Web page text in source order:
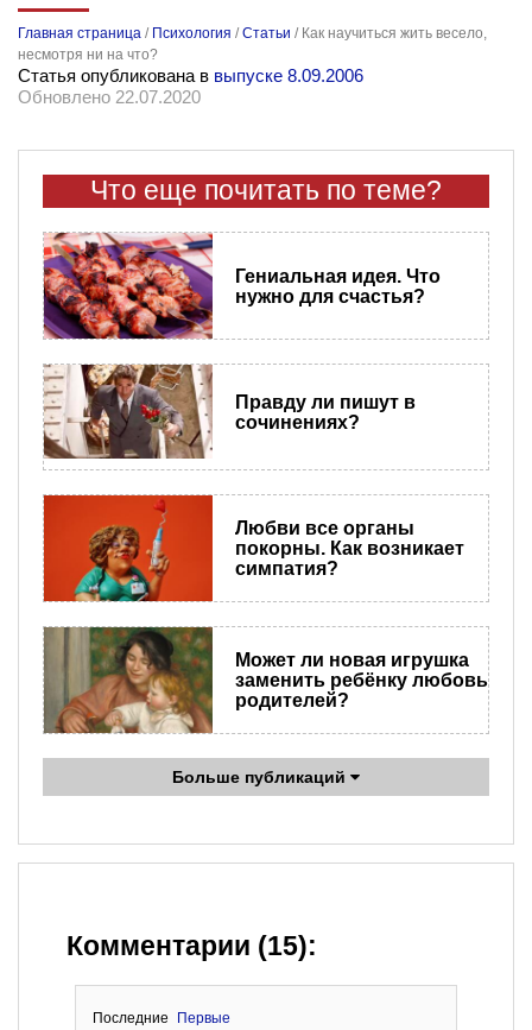
Главная страница / Психология /Статьи / Как научиться жить весело,
несмотря ни на что?
Статья опубликована в выпуске 8.09.2006
Обновлено 22.07.2020
Что еще почитать по теме?
Гениальная идея. Что
нужно для счастья?
Правду ли пишут в
сочинениях?
Любви все органы
покорны. Как возникает
симпатия?
Может ли новая игрушка
заменить ребёнку любовь
родителей?
Больше публикаций
Комментарии (15):
Последние
Первые